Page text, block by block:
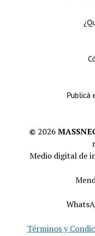
Publicá
© 2026
Medio digital de
Términos y